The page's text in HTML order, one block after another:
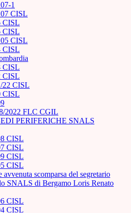
1
CISL
CISL
CISL
CISL
CISL
CISL
CISL
22 CISL
CISL
2022 FLC CGIL
PERIFERICHE SNALS
CISL
CISL
CISL
CISL
avvenuta scomparsa del segretario
SNALS di Bergamo Loris Renato
CISL
CISL